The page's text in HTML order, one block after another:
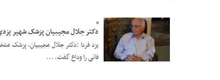
11 Mordad 1396 -
دکتر جلال مجیبیان پزشک شهیر
فانی را وداع گفت. ...